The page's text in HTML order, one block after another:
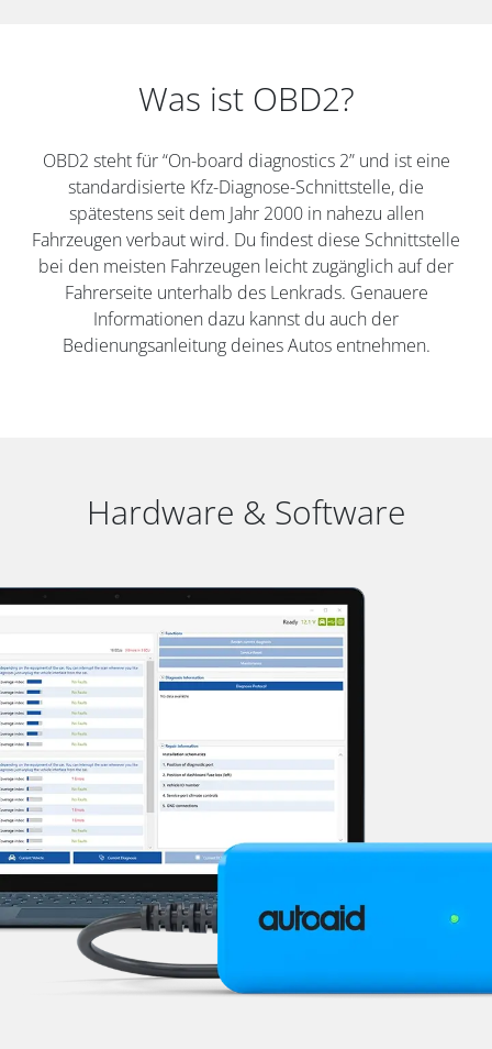
Was ist OBD2?
OBD2 steht für “On-board diagnostics 2” und ist eine
standardisierte Kfz-Diagnose-Schnittstelle, die
spätestens seit dem Jahr 2000 in nahezu allen
Fahrzeugen verbaut wird. Du findest diese Schnittstelle
bei den meisten Fahrzeugen leicht zugänglich auf der
Fahrerseite unterhalb des Lenkrads. Genauere
Informationen dazu kannst du auch der
Bedienungsanleitung deines Autos entnehmen.
Hardware & Software